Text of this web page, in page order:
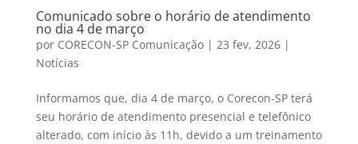
Comunicado sobre o horário de atendimento
no dia 4 de março
por CORECON-SP Comunicação| 23 fev, 2026|
Notícias
Informamos que, dia 4 de março, o Corecon-SP terá
seu horário de atendimento presencial e telefônico
alterado, com início às 11h, devido a um treinamento